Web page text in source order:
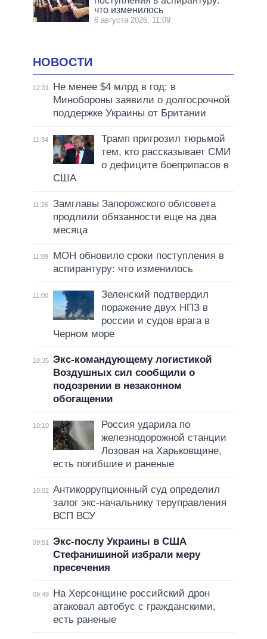
что изменилось
6 августа 2026, 11:09
НОВОСТИ
12:01
Не менее $4 млрд в год: в
Минобороны заявили о долгосрочной
поддержке Украины от Британии
11:34
Трамп пригрозил тюрьмой
тем, кто рассказывает СМИ
о дефиците боеприпасов в
США
11:26
Замглавы Запорожского облсовета
продлили обязанности еще на два
месяца
11:09
МОН обновило сроки поступления в
аспирантуру: что изменилось
11:00
Зеленский подтвердил
поражение двух НПЗ в
россии и судов врага в
Черном море
10:35 Экс-командующему логистикой
Воздушных сил сообщили о
подозрении в незаконном
обогащении
10:10
Россия ударила по
железнодорожной станции
Лозовая на Харьковщине,
есть погибшие и раненые
10:02 Антикоррупционный суд определил
залог экс-начальнику теруправления
ВСП ВСУ
09:51
Экс-послу Украины в США
Стефанишиной избрали меру
пресечения
09:49
На Херсонщине российский дрон
атаковал автобус с гражданскими,
есть раненые